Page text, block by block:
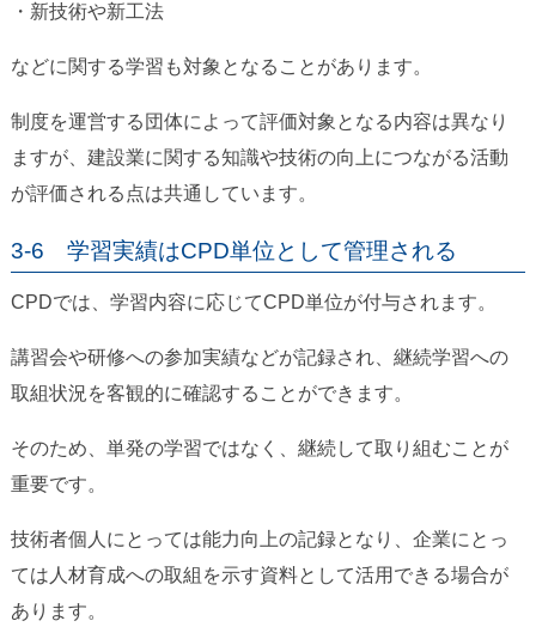
・新技術や新工法
などに関する学習も対象となることがあります。
制度を運営する団体によって評価対象となる内容は異なり
ますが、建設業に関する知識や技術の向上につながる活動
が評価される点は共通しています。
3-6 学習実績はCPD単位として管理される
CPDでは、学習内容に応じてCPD単位が付与されます。
講習会や研修への参加実績などが記録され、継続学習への
取組状況を客観的に確認することができます。
そのため、単発の学習ではなく、継続して取り組むことが
重要です。
技術者個人にとっては能力向上の記録となり、企業にとっ
ては人材育成への取組を示す資料として活用できる場合が
あります。